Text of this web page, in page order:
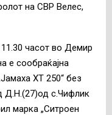
на СВР Велес,
часот во Демир
е сообраќајна
ХТ 250“ без
Д.Н.(27)од с.Чифлик
марка „Ситроен